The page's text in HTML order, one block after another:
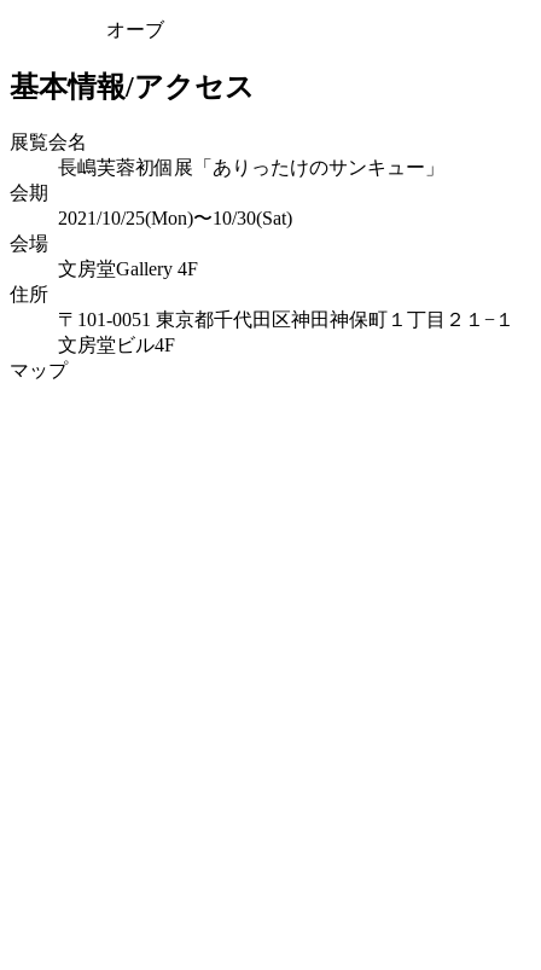
オーブ
基本情報/アクセス
展覧会名
長嶋芙蓉初個展「ありったけのサンキュー」
会期
2021/10/25(Mon)〜10/30(Sat)
会場
文房堂Gallery 4F
住所
〒101-0051 東京都千代田区神田神保町１丁目２１−１
文房堂ビル4F
マップ